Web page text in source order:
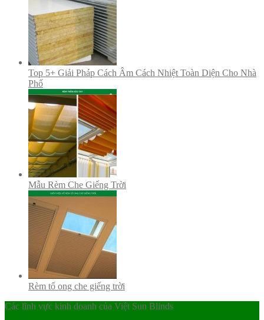
Top 5+ Giải Pháp Cách Âm Cách Nhiệt Toàn Diện Cho Nhà
Phố
Mẫu Rèm Che Giếng Trời
Rèm tổ ong che giếng trời
Các lĩnh vực kinh doanh của Việt Sun Blinds